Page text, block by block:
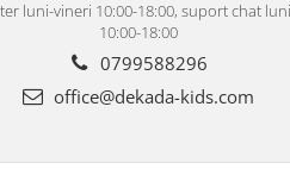
luni-vineri 10:00-18:00, suport chat
10:00-18:00
0799588296
office@dekada-kids.com